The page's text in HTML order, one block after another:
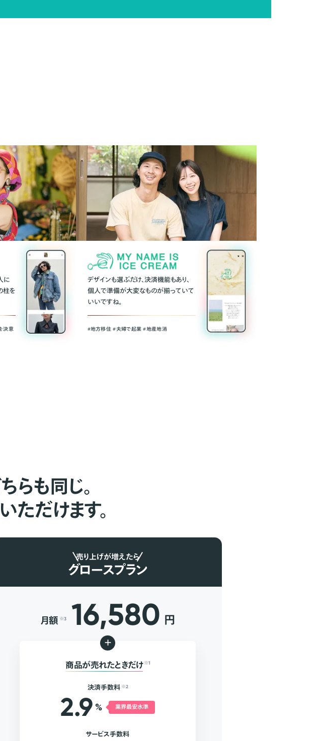
に
柱を
決意
デザインも選ぶだけ、決済機能もあり、
個人で準備が大変なものが揃っていて
いいですね。
#地方移住 #夫婦で起業 #地産地消
らも同じ。
ただけます。
売り上げが増えたら
グロースプラン
月額 ※3 16,580 円
+
商品が売れたときだけ ※1
決済手数料 ※2
2.9 % 業界最安水準
サービス手数料